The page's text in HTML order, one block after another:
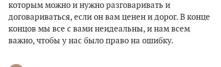
которым можно и нужно разговаривать и
договариваться, если он вам ценен и дорог. В конце
концов мы все с вами неидеальны, и нам всем
важно, чтобы у нас было право на ошибку.